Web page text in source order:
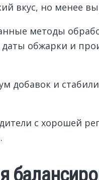
вкус, но менее
методы
обжарки и
добавок и
с хорошей